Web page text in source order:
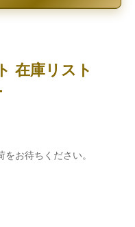
在庫リスト
お待ちください。